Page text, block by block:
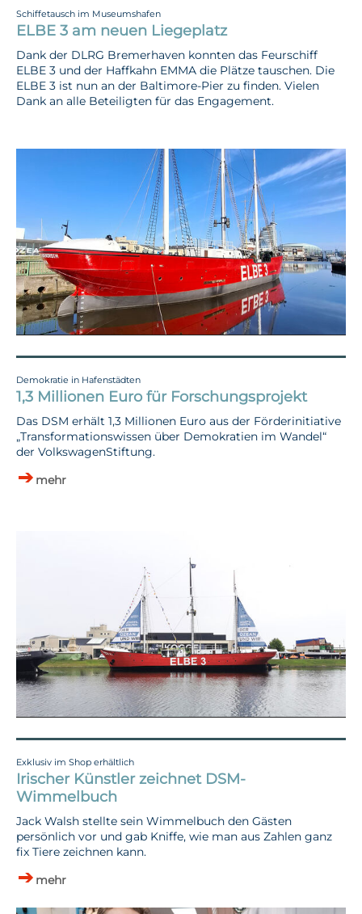
Schiffetausch im Museumshafen
ELBE 3 am neuen Liegeplatz
Dank der DLRG Bremerhaven konnten das Feurschiff
ELBE 3 und der Haffkahn EMMA die Plätze tauschen. Die
ELBE 3 ist nun an der Baltimore-Pier zu finden. Vielen
Dank an alle Beteiligten für das Engagement.
Demokratie in Hafenstädten
1,3 Millionen Euro für Forschungsprojekt
Das DSM erhält 1,3 Millionen Euro aus der Förderinitiative
„Transformationswissen über Demokratien im Wandel“
der VolkswagenStiftung.
mehr
Exklusiv im Shop erhältlich
Irischer Künstler zeichnet DSM-
Wimmelbuch
Jack Walsh stellte sein Wimmelbuch den Gästen
persönlich vor und gab Kniffe, wie man aus Zahlen ganz
fix Tiere zeichnen kann.
mehr